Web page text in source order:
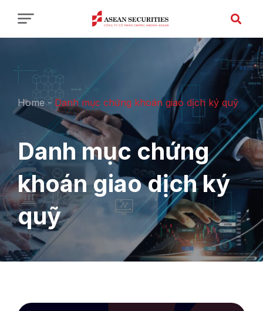
Home - Danh mục chứng khoán giao dịch ký quỹ
Danh mục chứng
khoán giao dịch ký
quỹ